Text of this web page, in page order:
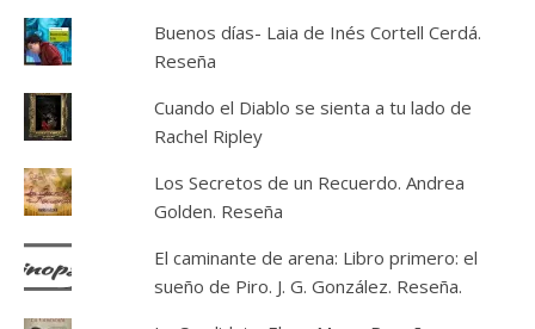
Buenos días- Laia de Inés Cortell Cerdá.
Reseña
Cuando el Diablo se sienta a tu lado de
Rachel Ripley
Los Secretos de un Recuerdo. Andrea
Golden. Reseña
El caminante de arena: Libro primero: el
sueño de Piro. J. G. González. Reseña.